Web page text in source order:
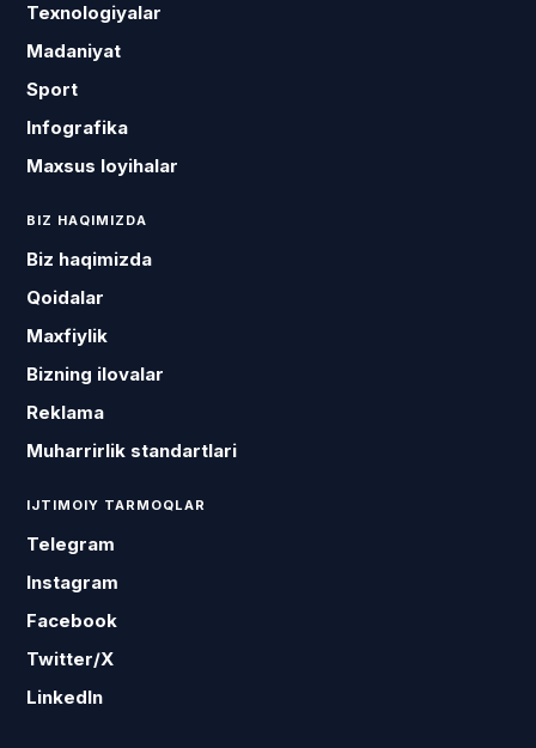
Texnologiyalar
Madaniyat
Sport
Infografika
Maxsus loyihalar
BIZ HAQIMIZDA
Biz haqimizda
Qoidalar
Maxfiylik
Bizning ilovalar
Reklama
Muharrirlik standartlari
IJTIMOIY TARMOQLAR
Telegram
Instagram
Facebook
Twitter/X
LinkedIn